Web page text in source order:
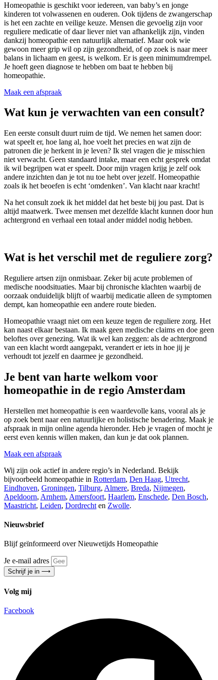
Homeopathie is geschikt voor iedereen, van baby’s en jonge
kinderen tot volwassenen en ouderen. Ook tijdens de zwangerschap
is het een zachte en veilige keuze. Mensen die gevoelig zijn voor
reguliere medicatie of daar liever niet van afhankelijk zijn, vinden
dankzij homeopathie een natuurlijk alternatief. Maar ook wie
gewoon meer grip wil op zijn gezondheid, of op zoek is naar meer
balans in lichaam en geest, is welkom. Er is geen minimumdrempel.
Je hoeft geen diagnose te hebben om baat te hebben bij
homeopathie.
Maak een afspraak
Wat kun je verwachten van een consult?
Een eerste consult duurt ruim de tijd. We nemen het samen door:
wat speelt er, hoe lang al, hoe voelt het precies en wat zijn de
patronen die je herkent in je leven? Ik stel vragen die je misschien
niet verwacht. Geen standaard intake, maar een echt gesprek omdat
ik wil begrijpen wat er speelt. Door mijn vragen krijg je zelf ook
andere inzichten dan je tot nu toe hebt over jezelf. Homeopathie
zoals ik het beoefen is echt ‘omdenken’. Van klacht naar kracht!
Na het consult zoek ik het middel dat het beste bij jou past. Dat is
altijd maatwerk. Twee mensen met dezelfde klacht kunnen door hun
achtergrond en verhaal een totaal ander middel nodig hebben.
Wat is het verschil met de reguliere zorg?
Reguliere artsen zijn onmisbaar. Zeker bij acute problemen of
medische noodsituaties. Maar bij chronische klachten waarbij de
oorzaak onduidelijk blijft of waarbij medicatie alleen de symptomen
dempt, kan homeopathie een andere route bieden.
Homeopathie vraagt niet om een keuze tegen de reguliere zorg. Het
kan naast elkaar bestaan. Ik maak geen medische claims en doe geen
beloftes over genezing. Wat ik wel kan zeggen: als de achtergrond
van een klacht wordt aangepakt, verandert er iets in hoe jij je
verhoudt tot jezelf en daarmee je gezondheid.
Je bent van harte welkom voor
homeopathie in de regio Amsterdam
Herstellen met homeopathie is een waardevolle kans, vooral als je
op zoek bent naar een natuurlijke en holistische benadering. Maak je
afspraak in mijn online agenda hieronder. Heb je vragen of mocht je
eerst even kennis willen maken, dan kun je dat ook plannen.
Maak een afspraak
Wij zijn ook actief in andere regio’s in Nederland. Bekijk
bijvoorbeeld homeopathie in Rotterdam, Den Haag, Utrecht,
Eindhoven, Groningen, Tilburg, Almere, Breda, Nijmegen,
Apeldoorn, Arnhem, Amersfoort, Haarlem, Enschede, Den Bosch,
Maastricht, Leiden, Dordrecht en Zwolle.
Nieuwsbrief
Blijf geïnformeerd over Nieuwetijds Homeopathie
Je e-mail adres
Schrijf je in ⟶
Volg mij
Facebook